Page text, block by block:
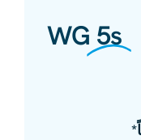
5s
WG